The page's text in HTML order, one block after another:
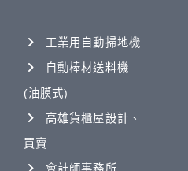
工業用自動掃地機
自動棒材送料機
(油膜式)
高雄貨櫃屋設計、
買賣